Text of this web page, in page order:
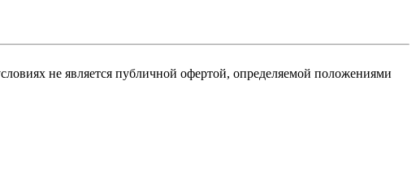
не является публичной офертой, определяемой положениями